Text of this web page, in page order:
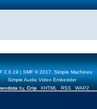
2.0.19 SMF © 2017, Simple Machines
Simple Audio Video Embedder
by, Crip XHTML RSS WAP2